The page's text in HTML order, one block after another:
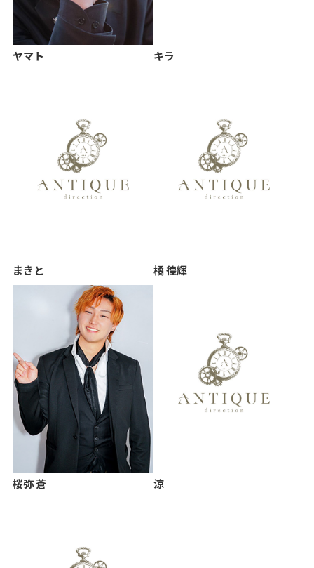
ヤマト キラ
まきと 橘 徨輝
桜弥 蒼 涼